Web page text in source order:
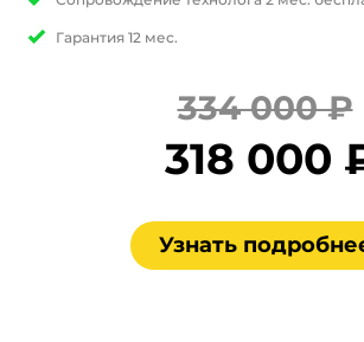
Гарантия 12 мес.
334 000 ₽
318 000
Узнать